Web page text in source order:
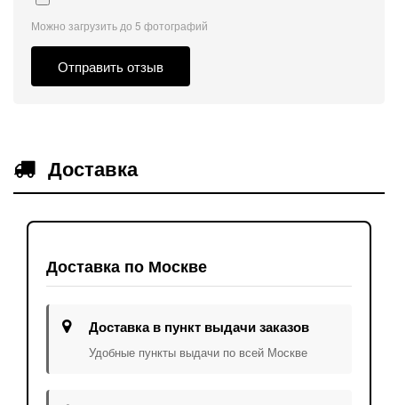
Можно загрузить до 5 фотографий
Отправить отзыв
Доставка
Доставка по Москве
Доставка в пункт выдачи заказов
Удобные пункты выдачи по всей Москве